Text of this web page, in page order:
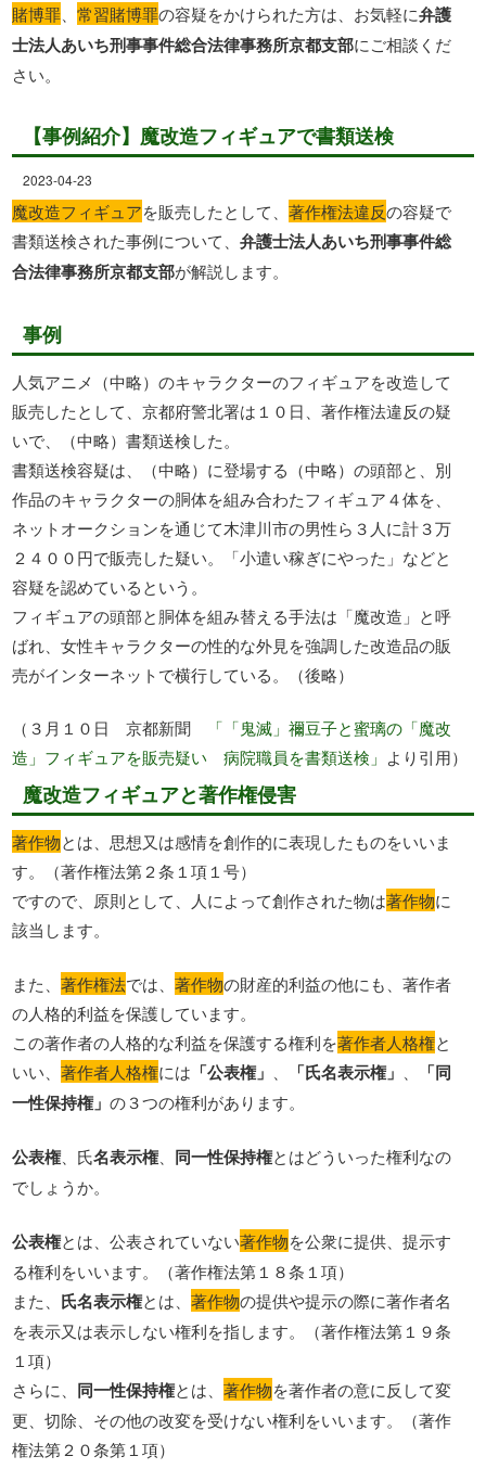
賭博罪 、常習賭博罪の容疑をかけられた方は、お気軽に弁護
士法人あいち刑事事件総合法律事務所京都支部にご相談くだ
さい。
【事例紹介】魔改造フィギュアで書類送検
2023-04-23
魔改造フィギュアを販売したとして、著作権法違反の容疑で
書類送検された事例について、弁護士法人あいち刑事事件総
合法律事務所京都支部が解説します。
事例
人気アニメ（中略）のキャラクターのフィギュアを改造して
販売したとして、京都府警北署は１０日、著作権法違反の疑
いで、（中略）書類送検した。
書類送検容疑は、（中略）に登場する（中略）の頭部と、別
作品のキャラクターの胴体を組み合わたフィギュア４体を、
ネットオークションを通じて木津川市の男性ら３人に計３万
２４００円で販売した疑い。「小遣い稼ぎにやった」などと
容疑を認めているという。
フィギュアの頭部と胴体を組み替える手法は「魔改造」と呼
ばれ、女性キャラクターの性的な外見を強調した改造品の販
売がインターネットで横行している。（後略）
（３月１０日 京都新聞
「「鬼滅」禰豆子と蜜璃の「魔改
造」フィギュアを販売疑い 病院職員を書類送検」 より引用）
魔改造フィギュアと著作権侵害
著作物とは、思想又は感情を創作的に表現したものをいいま
す。（著作権法第２条１項１号）
ですので、原則として、人によって創作された物は著作物に
該当します。
また、著作権法では、著作物の財産的利益の他にも、著作者
の人格的利益を保護しています。
この著作者の人格的な利益を保護する権利を著作者人格権と
いい、著作者人格権には 「公表権」 「氏名表示権」
「同
一性保持権」の３つの権利があります。
公表権、氏名表示権、 同一性保持権とはどういった権利なの
でしょうか。
公表権とは、公表されていない著作物を公衆に提供、提示す
る権利をいいます。（著作権法第１８条１項）
また、 氏名表示権とは、著作物の提供や提示の際に著作者名
を表示又は表示しない権利を指します。（著作権法第１９条
１項）
さらに、 同一性保持権とは、著作物を著作者の意に反して変
更、切除、その他の改変を受けない権利をいいます。（著作
権法第２０条第１項）